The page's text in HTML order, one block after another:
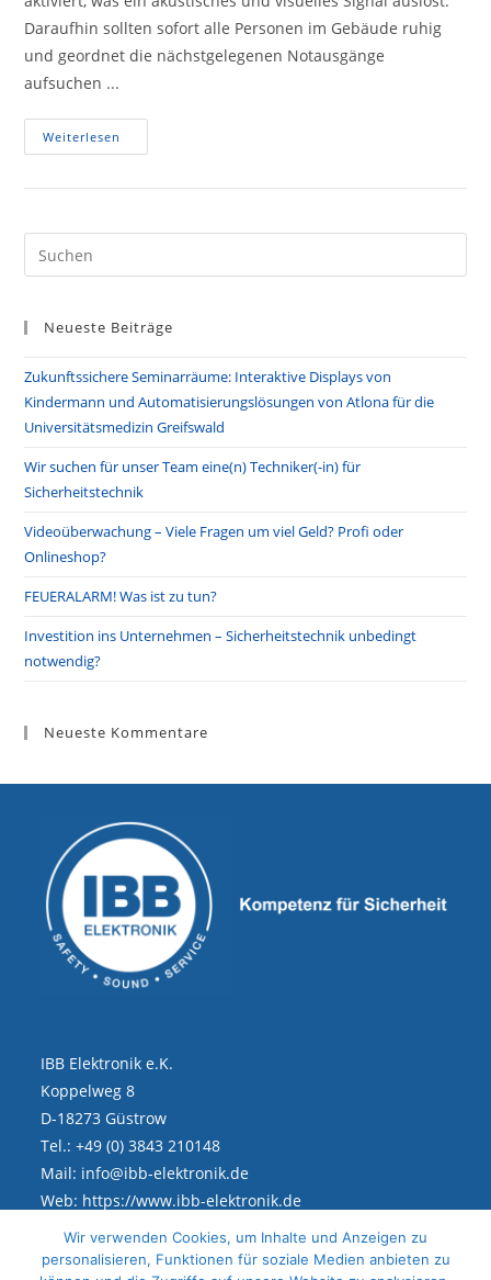
Daraufhin sollten sofort alle Personen im Gebäude ruhig
und geordnet die nächstgelegenen Notausgänge
aufsuchen ...
Weiterlesen
Was
Zu
Neueste Beiträge
Zukunftssichere Seminarräume: Interaktive Displays von
Kindermann und Automatisierungslösungen von Atlona für die
Universitätsmedizin Greifswald
Wir suchen für unser Team eine(n) Techniker(-in) für
Sicherheitstechnik
Videoüberwachung – Viele Fragen um viel Geld? Profi oder
Onlineshop?
FEUERALARM! Was ist zu tun?
Investition ins Unternehmen – Sicherheitstechnik unbedingt
notwendig?
Neueste Kommentare
IBB Elektronik e.K.
Koppelweg 8
D-18273 Güstrow
Tel.: +49 (0) 3843 210148
Mail: info@ibb-elektronik.de
Web: https://www.ibb-elektronik.de
Rechtliches
Wir verwenden Cookies, um Inhalte und Anzeigen zu
personalisieren, Funktionen für soziale Medien anbieten zu